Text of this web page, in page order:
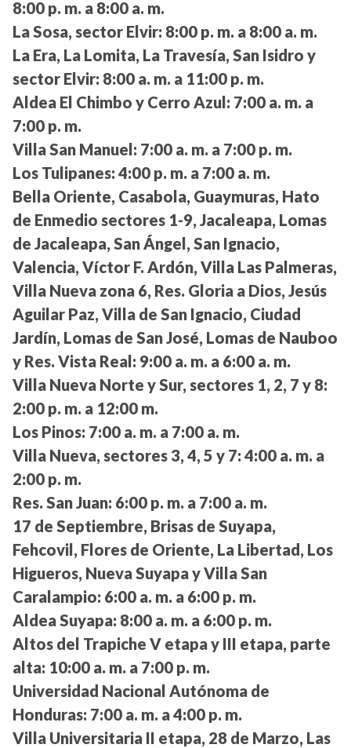
8:00 p. m. a 8:00 a. m.
La Sosa, sector Elvir: 8:00 p. m. a 8:00 a. m.
La Era, La Lomita, La Travesía, San Isidro y
sector Elvir: 8:00 a. m. a 11:00 p. m.
Aldea El Chimbo y Cerro Azul: 7:00 a. m. a
7:00 p. m.
Villa San Manuel: 7:00 a. m. a 7:00 p. m.
Los Tulipanes: 4:00 p. m. a 7:00 a. m.
Bella Oriente, Casabola, Guaymuras, Hato
de Enmedio sectores 1-9, Jacaleapa, Lomas
de Jacaleapa, San Ángel, San Ignacio,
Valencia, Víctor F. Ardón, Villa Las Palmeras,
Villa Nueva zona 6, Res. Gloria a Dios, Jesús
Aguilar Paz, Villa de San Ignacio, Ciudad
Jardín, Lomas de San José, Lomas de Nauboo
y Res. Vista Real: 9:00 a. m. a 6:00 a. m.
Villa Nueva Norte y Sur, sectores 1, 2, 7 y 8:
2:00 p. m. a 12:00 m.
Los Pinos: 7:00 a. m. a 7:00 a. m.
Villa Nueva, sectores 3, 4, 5 y 7: 4:00 a. m. a
2:00 p. m.
Res. San Juan: 6:00 p. m. a 7:00 a. m.
17 de Septiembre, Brisas de Suyapa,
Fehcovil, Flores de Oriente, La Libertad, Los
Higueros, Nueva Suyapa y Villa San
Caralampio: 6:00 a. m. a 6:00 p. m.
Aldea Suyapa: 8:00 a. m. a 6:00 p. m.
Altos del Trapiche V etapa y III etapa, parte
alta: 10:00 a. m. a 7:00 p. m.
Universidad Nacional Autónoma de
Honduras: 7:00 a. m. a 4:00 p. m.
Villa Universitaria II etapa, 28 de Marzo, Las